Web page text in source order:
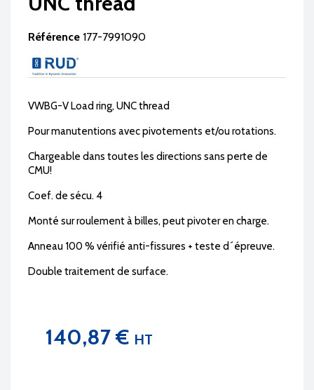
Référence 177-7991090
VWBG-V Load ring, UNC thread
Pour manutentions avec pivotements et/ou rotations.
Chargeable dans toutes les directions sans perte de
CMU!
Coef. de sécu. 4
Monté sur roulement à billes, peut pivoter en charge.
Anneau 100 % vérifié anti-fissures + teste d´épreuve.
Double traitement de surface.
140,87 € HT